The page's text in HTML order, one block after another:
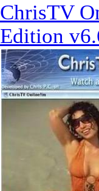
ChrisTV
Edition